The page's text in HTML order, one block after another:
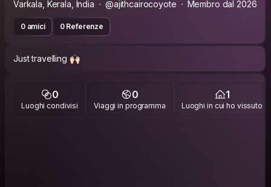
Varkala, Kerala, India @ajithcairocoyote Membro dal 2026
0 amici 0 Referenze
Just travelling 🙌🏻
0
Luoghi condivisi
0
Viaggi in programma
1
Luoghi in cui ho vissuto